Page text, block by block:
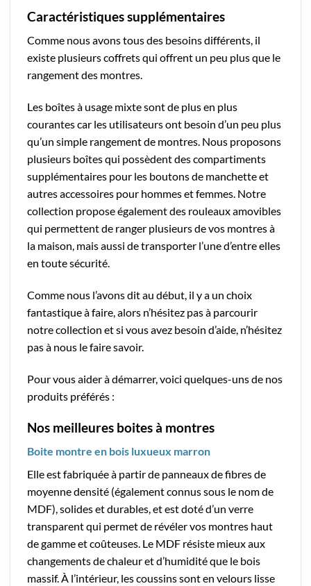
Caractéristiques supplémentaires
Comme nous avons tous des besoins différents, il
existe plusieurs coffrets qui offrent un peu plus que le
rangement des montres.
Les boîtes à usage mixte sont de plus en plus
courantes car les utilisateurs ont besoin d’un peu plus
qu’un simple rangement de montres. Nous proposons
plusieurs boîtes qui possèdent des compartiments
supplémentaires pour les boutons de manchette et
autres accessoires pour hommes et femmes. Notre
collection propose également des rouleaux amovibles
qui permettent de ranger plusieurs de vos montres à
la maison, mais aussi de transporter l’une d’entre elles
en toute sécurité.
Comme nous l’avons dit au début, il y a un choix
fantastique à faire, alors n’hésitez pas à parcourir
notre collection et si vous avez besoin d’aide, n’hésitez
pas à nous le faire savoir.
Pour vous aider à démarrer, voici quelques-uns de nos
produits préférés :
Nos meilleures boites à montres
Boite montre en bois luxueux marron
Elle est fabriquée à partir de panneaux de fibres de
moyenne densité (également connus sous le nom de
MDF), solides et durables, et est doté d’un verre
transparent qui permet de révéler vos montres haut
de gamme et coûteuses. Le MDF résiste mieux aux
changements de chaleur et d’humidité que le bois
massif. À l’intérieur, les coussins sont en velours lisse